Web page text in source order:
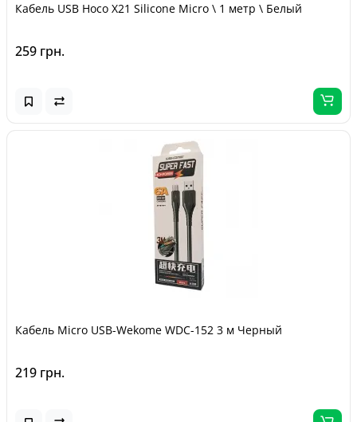
Кабель USB Hoco X21 Silicone Micro \ 1 метр \ Белый
259 грн.
Кабель Micro USB-Wekome WDC-152 3 м Черный
219 грн.